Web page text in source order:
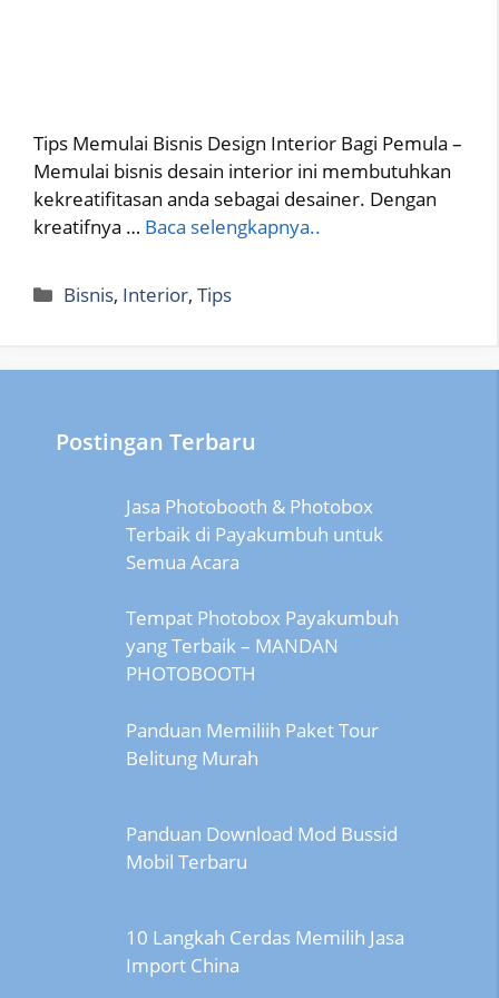
Tips Memulai Bisnis Design Interior Bagi Pemula –
Memulai bisnis desain interior ini membutuhkan
kekreatifitasan anda sebagai desainer. Dengan
kreatifnya … Baca selengkapnya..
Categories
Bisnis, Interior,Tips
Postingan Terbaru
Jasa Photobooth & Photobox
Terbaik di Payakumbuh untuk
Semua Acara
Tempat Photobox Payakumbuh
yang Terbaik – MANDAN
PHOTOBOOTH
Panduan Memiliih Paket Tour
Belitung Murah
Panduan Download Mod Bussid
Mobil Terbaru
10 Langkah Cerdas Memilih Jasa
Import China